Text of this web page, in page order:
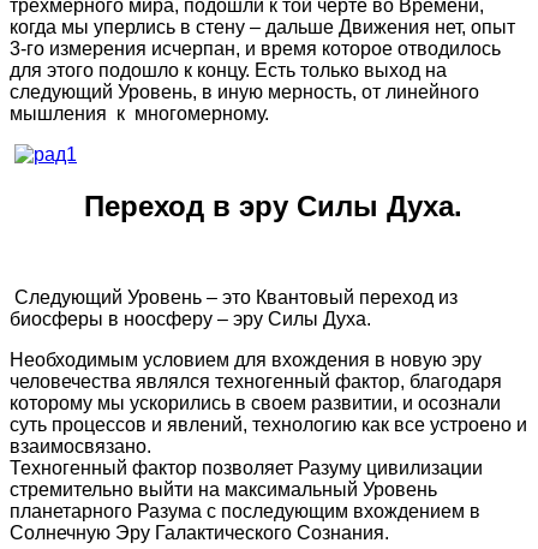
трехмерного мира, подошли к той черте во Времени,
когда мы уперлись в стену – дальше Движения нет, опыт
3-го измерения исчерпан, и время которое отводилось
для этого подошло к концу. Есть только выход на
следующий Уровень, в иную мерность, от линейного
мышления к многомерному.
Переход в эру Силы Духа.
Следующий Уровень – это Квантовый переход из
биосферы в ноосферу – эру Силы Духа.
Необходимым условием для вхождения в новую эру
человечества являлся техногенный фактор, благодаря
которому мы ускорились в своем развитии, и осознали
суть процессов и явлений, технологию как все устроено и
взаимосвязано.
Техногенный фактор позволяет Разуму цивилизации
стремительно выйти на максимальный Уровень
планетарного Разума с последующим вхождением в
Солнечную Эру Галактического Сознания.